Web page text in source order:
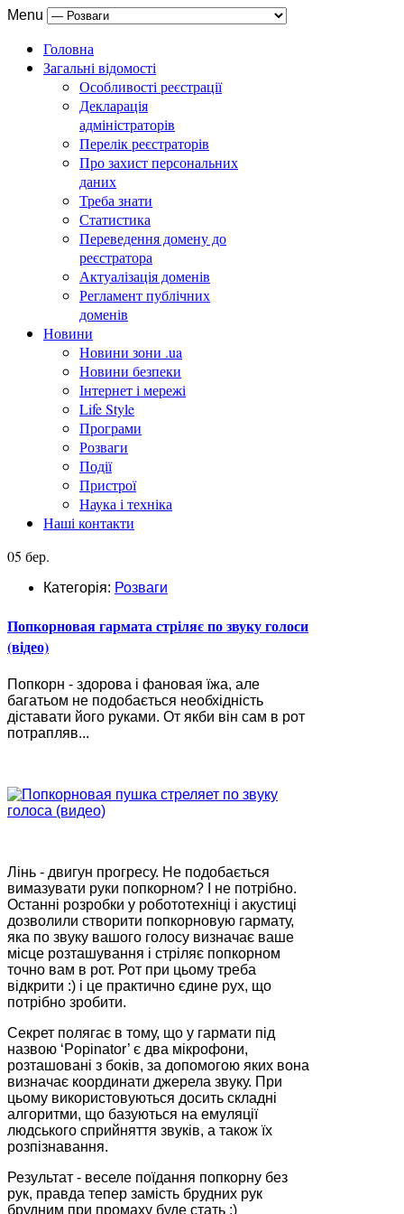
Menu
Головна
Загальні відомості
Особливості реєстрації
Декларація
адміністраторів
Перелік реєстраторів
Про захист персональних
даних
Треба знати
Статистика
Переведення домену до
реєстратора
Актуалізація доменів
Регламент публічних
доменів
Новини
Новини зони .ua
Новини безпеки
Інтернет і мережі
Life Style
Програми
Розваги
Події
Пристрої
Наука і техніка
Наші контакти
05 бер.
Категорія: Розваги
Попкорновая гармата стріляє по звуку голоси
(відео)
Попкорн - здорова і фановая їжа, але
багатьом не подобається необхідність
діставати його руками. От якби він сам в рот
потрапляв...
Лінь - двигун прогресу. Не подобається
вимазувати руки попкорном? І не потрібно.
Останні розробки у робототехніці і акустиці
дозволили створити попкорновую гармату,
яка по звуку вашого голосу визначає ваше
місце розташування і стріляє попкорном
точно вам в рот. Рот при цьому треба
відкрити :) і це практично єдине рух, що
потрібно зробити.
Секрет полягає в тому, що у гармати під
назвою ‘Popinator’ є два мікрофони,
розташовані з боків, за допомогою яких вона
визначає координати джерела звуку. При
цьому використовуються досить складні
алгоритми, що базуються на емуляції
людського сприйняття звуків, а також їх
розпізнавання.
Результат - веселе поїдання попкорну без
рук, правда тепер замість брудних рук
брудним при промаху буде стать :)